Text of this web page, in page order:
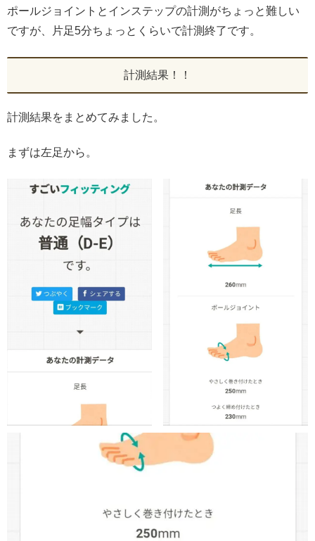
ポールジョイントとインステップの計測がちょっと難しい
ですが、片足5分ちょっとくらいで計測終了です。
計測結果！！
計測結果をまとめてみました。
まずは左足から。